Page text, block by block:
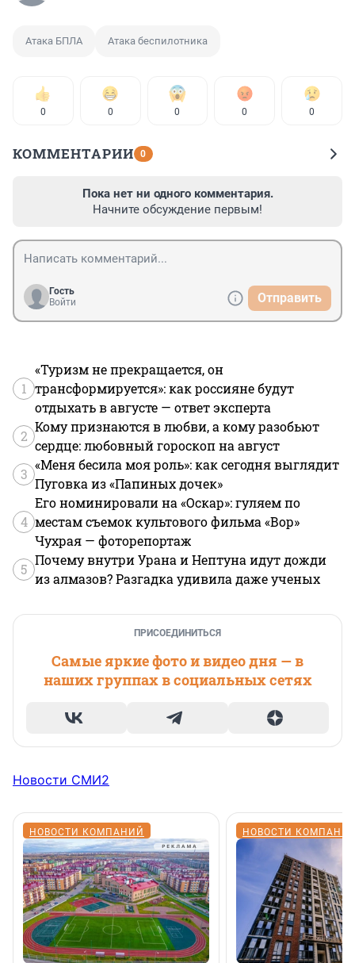
Атака БПЛА Атака беспилотника
0 0 0 0 0
КОММЕНТАРИИ 0
Пока нет ни одного комментария.
Начните обсуждение первым!
Гость
Войти
Отправить
1
«Туризм не прекращается, он
трансформируется»: как россияне будут
отдыхать в августе — ответ эксперта
2
Кому признаются в любви, а кому разобьют
сердце: любовный гороскоп на август
3
«Меня бесила моя роль»: как сегодня выглядит
Пуговка из «Папиных дочек»
4
Его номинировали на «Оскар»: гуляем по
местам съемок культового фильма «Вор»
Чухрая — фоторепортаж
5
Почему внутри Урана и Нептуна идут дожди
из алмазов? Разгадка удивила даже ученых
ПРИСОЕДИНИТЬСЯ
Самые яркие фото и видео дня — в
наших группах в социальных сетях
Новости СМИ2
НОВОСТИ КОМПАНИЙ НОВОСТИ